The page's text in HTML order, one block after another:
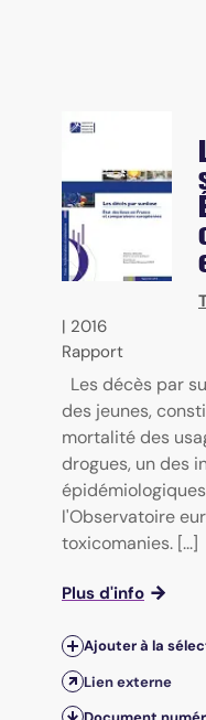
| 2016
Rapport
Les décès par
des jeunes,
mortalité des
drogues, un des
l'Observatoire
toxicomanies. [...]
Plus d'info
Ajouter à la
Lien externe